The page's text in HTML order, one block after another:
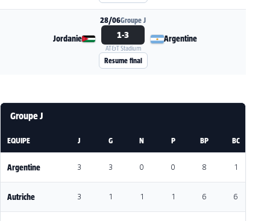
Voir la fiche du match Jordanie - Argentine
28/06Groupe J
Jordanie 1-3
AT&T Stadium
Argentine
Resume final
Groupe J
EQUIPE J G N P BP BC
Argentine 3 3 0 0 8 1
Autriche 3 1 1 1 6 6